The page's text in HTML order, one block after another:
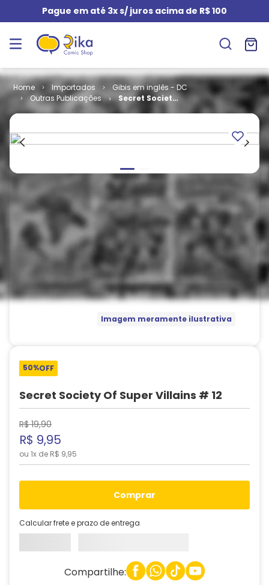
Pague em até 3x s/ juros acima de R$ 100
Importados
Gibis em inglês - DC
Outras Publicações
Secret Society
of Super
Imagem meramente ilustrativa
50%OFF
Secret Society Of Super Villains # 12
R$ 19,90
R$ 9,95
ou 1x de R$ 9,95
comprar
Calcular frete e prazo de entrega
Compartilhe: